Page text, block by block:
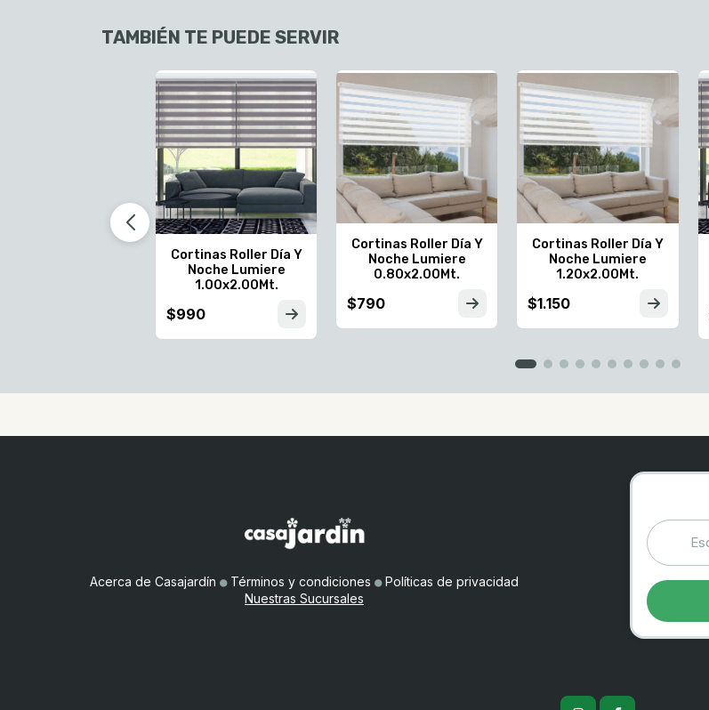
TAMBIÉN TE PUEDE SERVIR
Cortinas Roller Día Y
Noche Lumiere
1.00x2.00Mt.
$990
Cortinas Roller Día Y
Noche Lumiere
0.80x2.00Mt.
$790
Cortinas Roller Día Y
Noche Lumiere
1.20x2.00Mt.
$1.150
Acerca de Casajardín ● Términos y condiciones ● Políticas de privacidad
Nuestras Sucursales